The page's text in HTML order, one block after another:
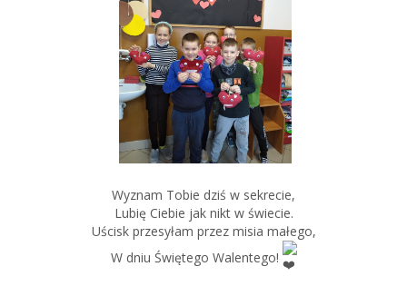
Wyznam Tobie dziś w sekrecie,
Lubię Ciebie jak nikt w świecie.
Uścisk przesyłam przez misia małego,
W dniu Świętego Walentego!